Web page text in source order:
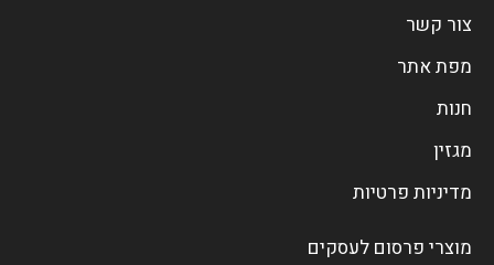
צור קשר
מפת אתר
חנות
מגזין
מדיניות פרטיות
מוצרי פרסום לעסקים